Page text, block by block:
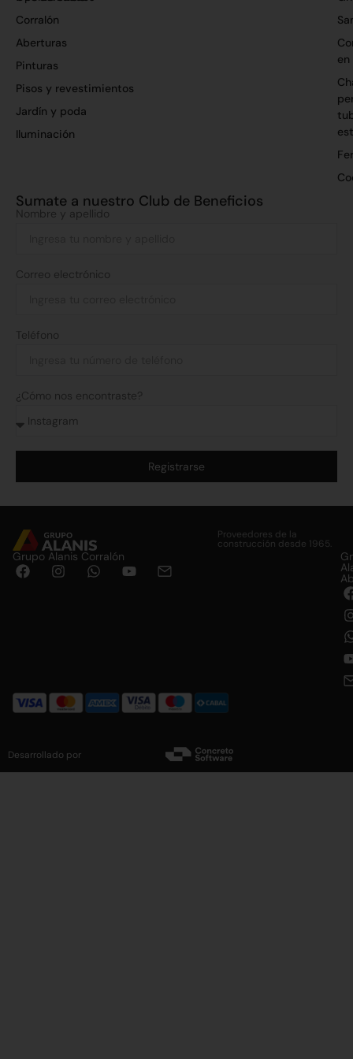
Corralón
Aberturas
Pinturas
Pisos y revestimientos
Jardín y poda
Iluminación
en
Sumate a nuestro Club de Beneficios
Nombre y apellido
Correo electrónico
Teléfono
¿Cómo nos encontraste?
Registrarse
Proveedores de la
construcción desde 1965.
Grupo Alanis Corralón
Desarrollado por